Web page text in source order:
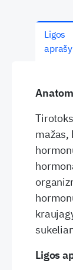
Ligos
mažas,
Ligos